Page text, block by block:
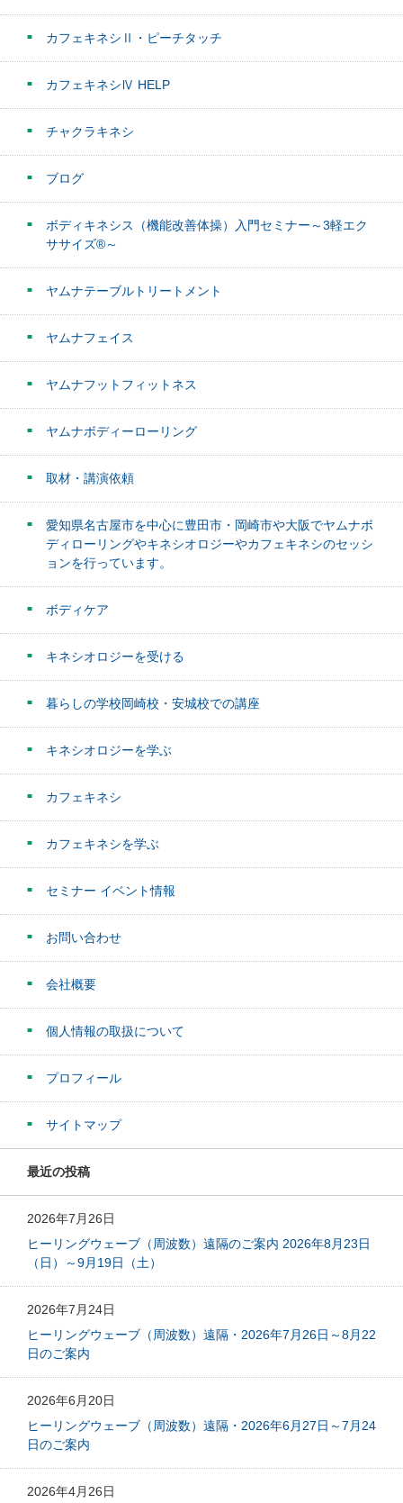
カフェキネシⅡ・ピーチタッチ
カフェキネシⅣ HELP
チャクラキネシ
ブログ
ボディキネシス（機能改善体操）入門セミナー～3軽エク
ササイズ®～
ヤムナテーブルトリートメント
ヤムナフェイス
ヤムナフットフィットネス
ヤムナボディーローリング
取材・講演依頼
愛知県名古屋市を中心に豊田市・岡崎市や大阪でヤムナボ
ディローリングやキネシオロジーやカフェキネシのセッシ
ョンを行っています。
ボディケア
キネシオロジーを受ける
暮らしの学校岡崎校・安城校での講座
キネシオロジーを学ぶ
カフェキネシ
カフェキネシを学ぶ
セミナー イベント情報
お問い合わせ
会社概要
個人情報の取扱について
プロフィール
サイトマップ
最近の投稿
2026年7月26日
ヒーリングウェーブ（周波数）遠隔のご案内 2026年8月23日
（日）～9月19日（土）
2026年7月24日
ヒーリングウェーブ（周波数）遠隔・2026年7月26日～8月22
日のご案内
2026年6月20日
ヒーリングウェーブ（周波数）遠隔・2026年6月27日～7月24
日のご案内
2026年4月26日